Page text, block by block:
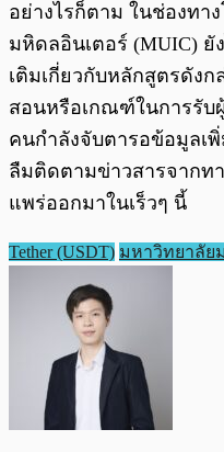
อย่างไรก็ตาม ในช่องทา
มหิดลอินเตอร์ (MUIC) ยั
เติมเกี่ยวกับหลักสูตรดังก
สอนหรือเกณฑ์ในการรับ
คนกำลังจับตารอข้อมูลเ
ลืมติดตามข่าวสารจากท
แพร่ออกมาในเร็วๆ นี้
Tether (USDT) มหาวิทยาลัย